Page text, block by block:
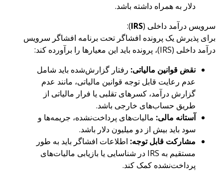
دلار به همراه داشته باشد.
سرویس درآمد داخلی (IRS
):
برای پذیرش یک پرونده افشاگر تحت برنامه افشاگر سرویس
درآمد داخلی (IRS)، پرونده باید این معیارها را برآورده کند:
نقض قوانین مالیاتی: رفتار گزارش‌شده باید شامل
عدم رعایت قابل توجه قوانین مالیاتی، مانند عدم
گزارش درآمد، کسرهای تقلبی یا فرار مالیاتی از
طریق حساب‌های خارجی باشد.
آستانه مالی: مالیات‌های پرداخت‌نشده، جریمه‌ها و
سود باید بیش از دو میلیون دلار باشد.
مشارکت قابل توجه: اطلاعات افشاگر باید به طور
مستقیم به IRS در شناسایی یا بازیابی مالیات‌های
پرداخت‌نشده کمک کند.